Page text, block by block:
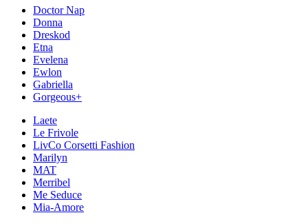
Doctor Nap
Donna
Dreskod
Etna
Evelena
Ewlon
Gabriella
Gorgeous+
Laete
Le Frivole
LivCo Corsetti Fashion
Marilyn
MAT
Merribel
Me Seduce
Mia-Amore